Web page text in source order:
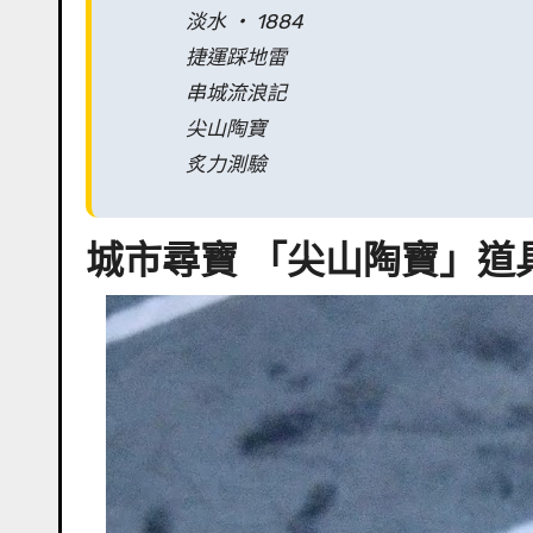
淡水 ‧ 1884
捷運踩地雷
串城流浪記
尖山陶寶
炙力測驗
城市尋寶 「尖山陶寶」道